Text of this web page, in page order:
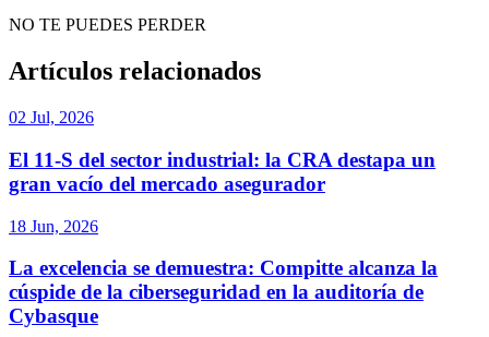
NO TE PUEDES PERDER
Artículos relacionados
02 Jul, 2026
El 11-S del sector industrial: la CRA destapa un
gran vacío del mercado asegurador
18 Jun, 2026
La excelencia se demuestra: Compitte alcanza la
cúspide de la ciberseguridad en la auditoría de
Cybasque